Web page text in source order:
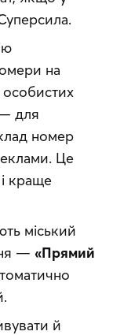
на
для
номер
Це
краще
міський
— «Прямий
й